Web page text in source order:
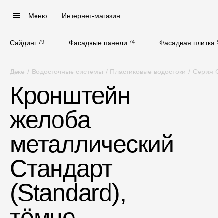
Меню Интернет-магазин
Сайдинг 79 Фасадные панели 74 Фасадная плитка
Сайдинг
Софиты
Фасадная плитка
Комплектующие для фасадов
Пленки и мембраны
Деке / Водосточные системы / Пластиковые водостоки / Серия
Кронштейн
желоба
металлический
Стандарт
(Standard),